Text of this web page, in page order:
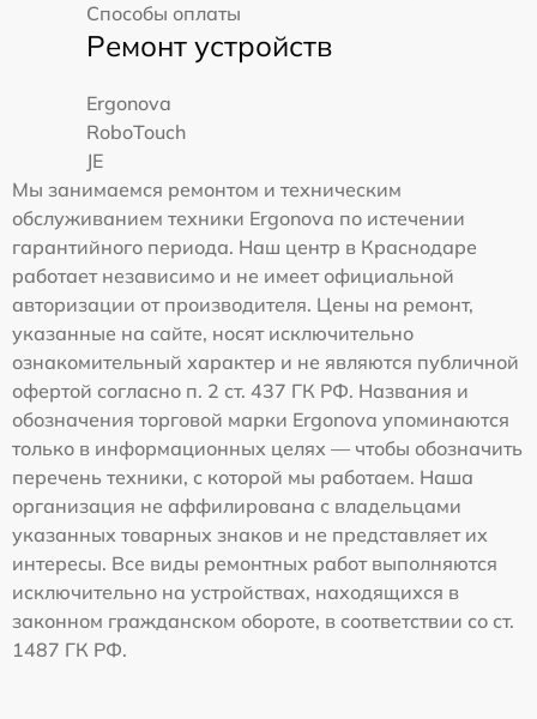
Способы оплаты
Ремонт устройств
Ergonova
RoboTouch
JE
Мы занимаемся ремонтом и техническим
обслуживанием техники Ergonova по истечении
гарантийного периода. Наш центр в Краснодаре
работает независимо и не имеет официальной
авторизации от производителя. Цены на ремонт,
указанные на сайте, носят исключительно
ознакомительный характер и не являются публичной
офертой согласно п. 2 ст. 437 ГК РФ. Названия и
обозначения торговой марки Ergonova упоминаются
только в информационных целях — чтобы обозначить
перечень техники, с которой мы работаем. Наша
организация не аффилирована с владельцами
указанных товарных знаков и не представляет их
интересы. Все виды ремонтных работ выполняются
исключительно на устройствах, находящихся в
законном гражданском обороте, в соответствии со ст.
1487 ГК РФ.